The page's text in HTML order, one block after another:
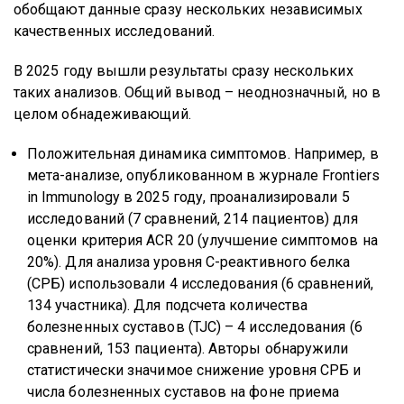
обобщают данные сразу нескольких независимых
качественных исследований.
В 2025 году вышли результаты сразу нескольких
таких анализов. Общий вывод – неоднозначный, но в
целом обнадеживающий.
Положительная динамика симптомов. Например, в
мета-анализе, опубликованном в журнале Frontiers
in Immunology в 2025 году, проанализировали 5
исследований (7 сравнений, 214 пациентов) для
оценки критерия ACR 20 (улучшение симптомов на
20%). Для анализа уровня С-реактивного белка
(СРБ) использовали 4 исследования (6 сравнений,
134 участника). Для подсчета количества
болезненных суставов (TJC) – 4 исследования (6
сравнений, 153 пациента). Авторы обнаружили
статистически значимое снижение уровня СРБ и
числа болезненных суставов на фоне приема